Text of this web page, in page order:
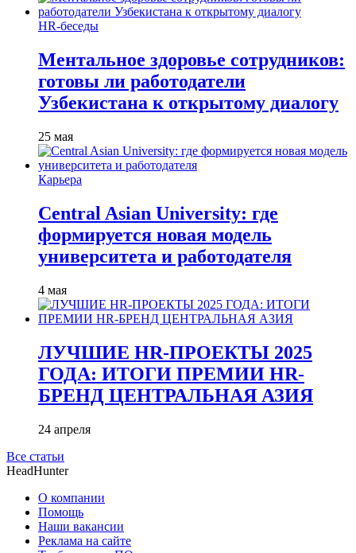
HR-беседы
Ментальное здоровье сотрудников:
готовы ли работодатели
Узбекистана к открытому диалогу
25 мая
Карьера
Central Asian University: где
формируется новая модель
университета и работодателя
4 мая
ЛУЧШИЕ HR-ПРОЕКТЫ 2025
ГОДА: ИТОГИ ПРЕМИИ HR-
БРЕНД ЦЕНТРАЛЬНАЯ АЗИЯ
24 апреля
Все статьи
HeadHunter
О компании
Помощь
Наши вакансии
Реклама на сайте